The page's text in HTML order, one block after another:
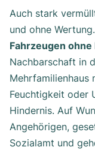
Auch stark
und ohne
Fahrzeugen
Nachbarschaft in
Mehrfamilienhaus
Feuchtigkeit oder
Hindernis. Auf
Angehörigen,
Sozialamt und